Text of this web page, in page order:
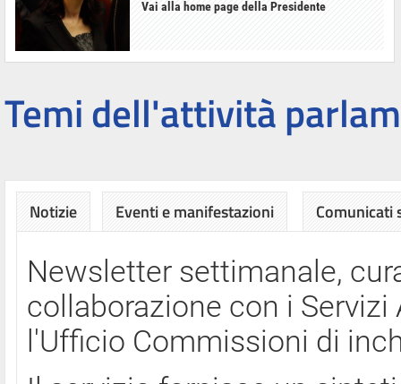
Vai alla home page della Presidente
Temi dell'attività
Notizie Eventi e manifestazioni Comunicati
Newsletter settimanale,
collaborazione con i
l'Ufficio Commissioni di